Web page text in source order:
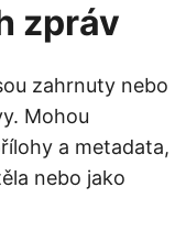
zpráv
zahrnuty nebo
Mohou
a metadata,
nebo jako